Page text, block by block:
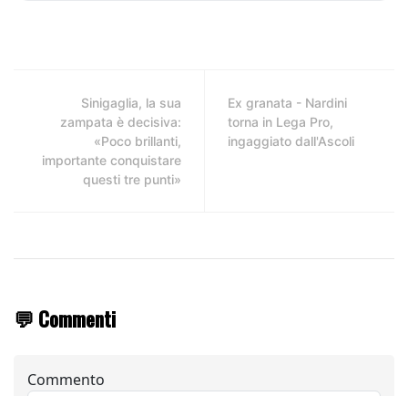
Sinigaglia, la sua
zampata è decisiva:
«Poco brillanti,
importante conquistare
questi tre punti»
Ex granata - Nardini
torna in Lega Pro,
ingaggiato dall'Ascoli
💬 Commenti